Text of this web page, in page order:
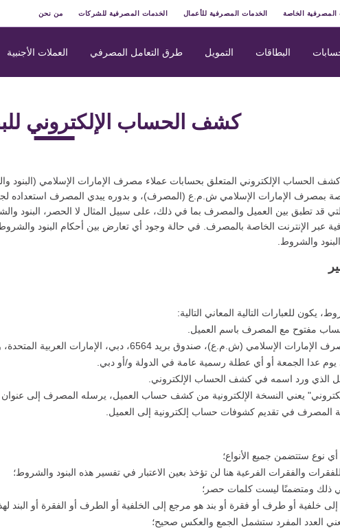
المصرفية الخاصة الخدمات المصرفية للأعمال الخدمات المصرفية للشركات من نحن
البطاقات التمويل طرق التعامل المصرفي العملات الأجنبية
كشف الحساب الإلكتروني
الحساب الإلكتروني المتعلق بحسابات عملاء مصرف الإمارات الإسلامي
بمصرف الإمارات الإسلامي ش.م.ع (المصرف)، و بدوره يبدي المصرف استعداده
قد تطبق بين العميل والمصرف بما في ذلك، على سبيل المثال لا الحصر، البنود
عبر الإنترنت الخاصة بالمصرف. في حالة وجود أي تعارض بين أحكام البنود
والشروط.
يكون للعبارات التالية المعاني التالية:
مفتوح مع المصرف باسم العميل.
(ش.م.ع)، صندوق بريد 6564، دبي، الإمارات العربية المتحدة، وخلفائه والمتنازل لهم.
عدا الجمعة أو أي عطلة رسمية عامة في الدولة و/أو دبي.
الذي ورد اسمه في كشف الحساب الإلكتروني.
يعني النسخة الإلكترونية من كشف حساب العميل، يرسله المصرف إلى عنوان
المصرف في تقديم كشوفات حساب إلكترونية إلى العميل.
نوع ستتضمن جميع الأنواع؛
للفقرات والفقرات الفرعية هنا لن تؤخذ بعين الاعتبار في تفسير هذه البنود والشروط؛
ذلك ومتضمنًا ليست كلمات حصر؛
خلفية أو طرف أو فقرة أو بند هو مرجع إلى الخلفية أو الطرف أو الفقرة أو البند
العدد المفرد ستشمل الجمع والعكس صحيح؛